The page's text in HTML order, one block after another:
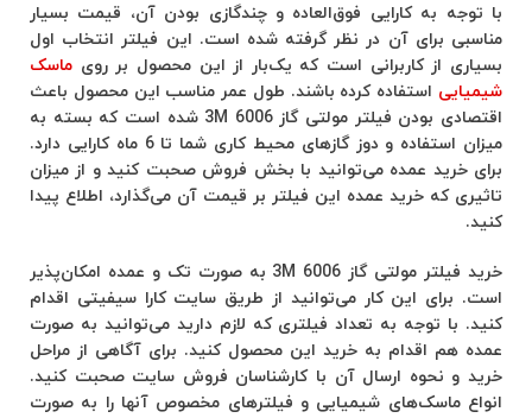
با توجه به کارایی فوق‌العاده و چندگازی بودن آن، قیمت بسیار
مناسبی برای آن در نظر گرفته شده است. این فیلتر انتخاب اول
بسیاری از کاربرانی است که یک‌بار از این محصول بر روی ماسک
شیمیایی استفاده کرده باشند. طول عمر مناسب این محصول باعث
اقتصادی بودن فیلتر مولتی گاز 6006 3M شده است که بسته به
میزان استفاده و دوز گازهای محیط کاری شما تا 6 ماه کارایی دارد.
برای خرید عمده می‌توانید با بخش فروش صحبت کنید و از میزان
تاثیری که خرید عمده این فیلتر بر قیمت آن می‌گذارد، اطلاع پیدا
کنید.
خرید فیلتر مولتی گاز 6006 3M به صورت تک و عمده امکان‌پذیر
است. برای این کار می‌توانید از طریق سایت کارا سیفیتی اقدام
کنید. با توجه به تعداد فیلتری که لازم دارید می‌توانید به صورت
عمده هم اقدام به خرید این محصول کنید. برای آگاهی از مراحل
خرید و نحوه ارسال آن با کارشناسان فروش سایت صحبت کنید.
انواع ماسک‌های شیمیایی و فیلترهای مخصوص آنها را به صورت